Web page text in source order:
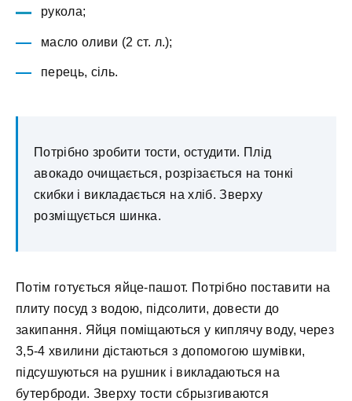
рукола;
масло оливи (2 ст. л.);
перець, сіль.
Потрібно зробити тости, остудити. Плід
авокадо очищається, розрізається на тонкі
скибки і викладається на хліб. Зверху
розміщується шинка.
Потім готується яйце-пашот. Потрібно поставити на
плиту посуд з водою, підсолити, довести до
закипання. Яйця поміщаються у киплячу воду, через
3,5-4 хвилини дістаються з допомогою шумівки,
підсушуються на рушник і викладаються на
бутерброди. Зверху тости сбрызгиваются